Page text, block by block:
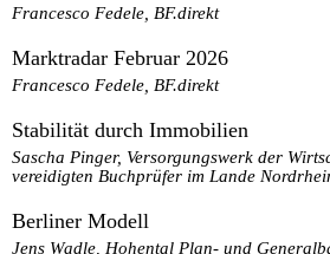
Francesco Fedele, BF.direkt
Marktradar Februar 2026
Francesco Fedele, BF.direkt
Stabilität durch Immobilien
Sascha Pinger, Versorgungswerk der
vereidigten Buchprüfer im Lande
Berliner Modell
Jens Wadle, Hohental Plan- und